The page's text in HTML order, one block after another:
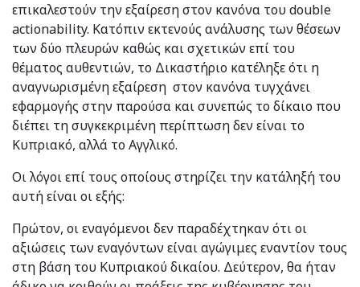
επικαλεστούν την εξαίρεση στον κανόνα του double
actionability. Κατόπιν εκτενούς ανάλυσης των θέσεων
των δύο πλευρών καθώς και σχετικών επί του
θέματος αυθεντιών, το Δικαστήριο κατέληξε ότι η
αναγνωρισμένη εξαίρεση στον κανόνα τυγχάνει
εφαρμογής στην παρούσα και συνεπώς το δίκαιο που
διέπει τη συγκεκριμένη περίπτωση δεν είναι το
Κυπριακό, αλλά το Αγγλικό.
Οι λόγοι επί τους οποίους στηρίζει την κατάληξή του
αυτή είναι οι εξής:
Πρώτον, οι εναγόμενοι δεν παραδέχτηκαν ότι οι
αξιώσεις των εναγόντων είναι αγώγιμες εναντίον τους
στη βάση του Κυπριακού δικαίου. Δεύτερον, θα ήταν